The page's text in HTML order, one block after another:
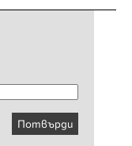
Потвърди